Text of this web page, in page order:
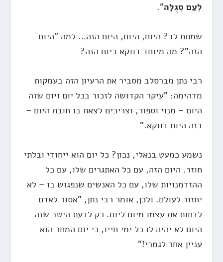
לְעַם סְגֻלָּה".
שמתם לב? היום, היום, היום הזה… למה "היום
הזה"? מה מיוחד דווקא ביום הזה?
רבי נתן מברסלב מסביר את הרעיון הזה בעמקות
מדהימה: "עיקר הקדושה לזכור בכל יום ויום שזה
היום – מנוי וספור, וצריכים לצאת בו חובת היום –
בזה היום דווקא."
נשמע כמעט בנאלי, נכון? כל יום הוא ייחודי ובלתי
חוזר. היום הזה, עם כל האתגרים שלו, עם כל
ההזדמנויות שלו, עם כל האנשים שנפגוש בו – לא
יחזור לעולם. ולכן, אומר רבי נתן, "אסור לאדם
לדחות את עצמו מיום ליום. רק לדעת היטב שזה
היום לא יהיה לו כל ימי חייו, כי יום המחר הוא
עניין אחר לגמרי!"